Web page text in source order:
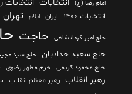
امام رضا (ع) انتخابات انتخابات
انتخابات ۱۴۰۰ ایران ایلام تهران
حاج امیر کرمانشاهی حاجت
حاج سعید حدادیان حاج سید
حاج محمود کریمی
حرم مطهر رضوی
رهبر انقلاب رهبر معظم انقلاب